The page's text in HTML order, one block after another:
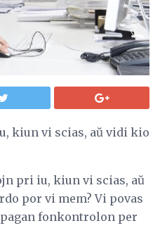
kiun vi scias, aŭ vidi kio
pri iu, kiun vi scias, aŭ
por vi mem? Vi povas
fonkontrolon per